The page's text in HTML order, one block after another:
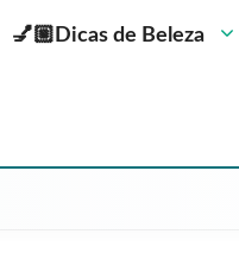
💅🏼Dicas de Beleza